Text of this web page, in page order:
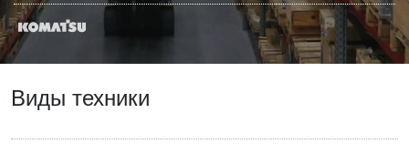
Виды техники